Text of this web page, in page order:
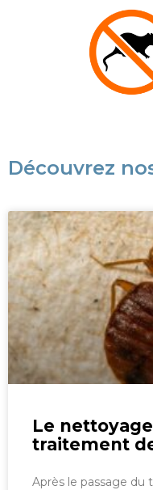
Découvrez
Le
traitement
Après le passage du